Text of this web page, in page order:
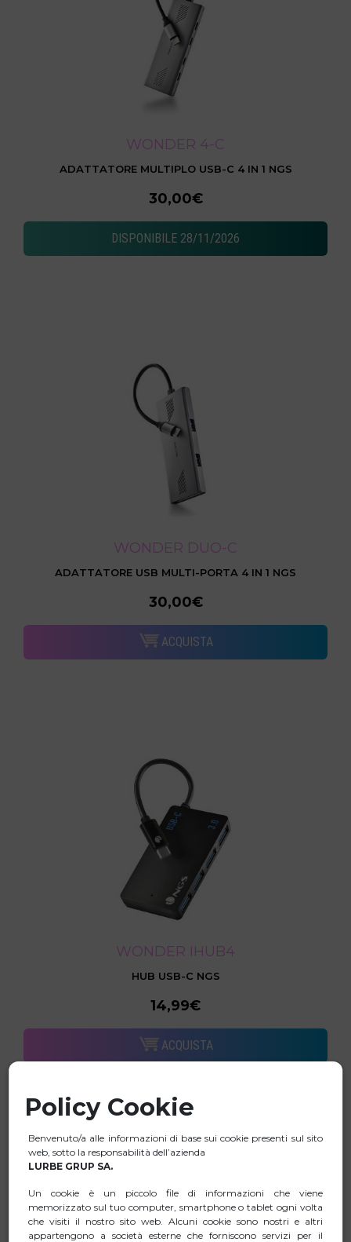
WONDER 4-C
ADATTATORE MULTIPLO USB-C 4 IN 1 NGS
30,00€
DISPONIBILE 28/11/2026
WONDER DUO-C
ADATTATORE USB MULTI-PORTA 4 IN 1 NGS
30,00€
ACQUISTA
WONDER IHUB4
HUB USB-C NGS
14,99€
ACQUISTA
Policy Cookie
Benvenuto/a alle informazioni di base sui cookie presenti sul sito
web, sotto la responsabilità dell’azienda
LURBE GRUP SA.
Un cookie è un piccolo file di informazioni che viene
memorizzato sul tuo computer, smartphone o tablet ogni volta
che visiti il nostro sito web. Alcuni cookie sono nostri e altri
appartengono a società esterne che forniscono servizi per il